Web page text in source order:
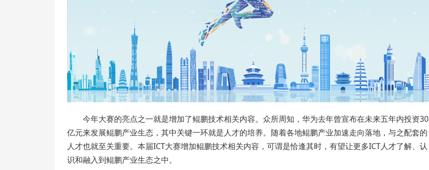
今年大赛的亮点之一就是增加了鲲鹏技术相关内容。众所周知，华为去年曾宣布在未来五年内投资30
亿元来发展鲲鹏产业生态，其中关键一环就是人才的培养。随着各地鲲鹏产业加速走向落地，与之配套的
人才也就至关重要。本届ICT大赛增加鲲鹏技术相关内容，可谓是恰逢其时，有望让更多ICT人才了解、认
识和融入到鲲鹏产业生态之中。